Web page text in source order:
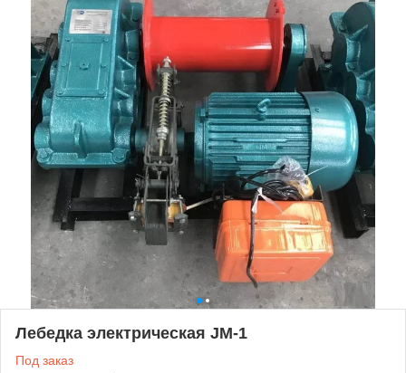
Лебедка электрическая JM-1
Под заказ